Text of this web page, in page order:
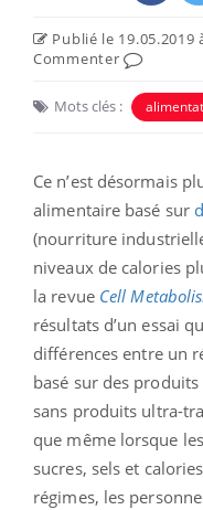
Publié le 19.05.2019
Commenter
Mots clés :
Ce n’est désormais
alimentaire basé sur
(nourriture
niveaux de calories
la revue Cell
résultats d’un essai
différences entre un
basé sur des
sans produits ultra-
que même lorsque
sucres, sels et
régimes, les